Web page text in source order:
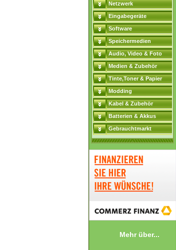
Netzwerk
Eingabegeräte
Software
Speichermedien
Audio, Video & Foto
Medien & Zubehör
Tinte,Toner & Papier
Modding
Kabel & Zubehör
Batterien & Akkus
Gebrauchtmarkt
Mehr über...